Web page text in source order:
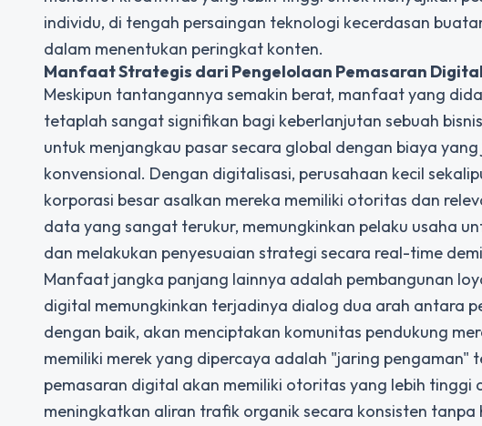
individu, di tengah persaingan teknologi kecerdasan
dalam menentukan peringkat konten.
Manfaat Strategis dari Pengelolaan Pemasaran Digital
Meskipun tantangannya semakin berat, manfaat yang
tetaplah sangat signifikan bagi keberlanjutan sebuah
untuk menjangkau pasar secara global dengan biaya
konvensional. Dengan digitalisasi, perusahaan kecil
korporasi besar asalkan mereka memiliki otoritas dan
data yang sangat terukur, memungkinkan pelaku usaha
dan melakukan penyesuaian strategi secara real-time
Manfaat jangka panjang lainnya adalah pembangunan
digital memungkinkan terjadinya dialog dua arah antara
dengan baik, akan menciptakan komunitas pendukung
memiliki merek yang dipercaya adalah "jaring pengaman"
pemasaran digital akan memiliki otoritas yang lebih tinggi
meningkatkan aliran trafik organik secara konsisten